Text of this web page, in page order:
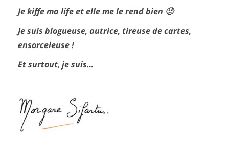
Je kiffe ma life et elle me le rend bien 🙂
Je suis blogueuse, autrice, tireuse de cartes,
ensorceleuse !
Et surtout, je suis…